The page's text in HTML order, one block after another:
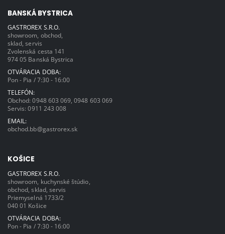
BANSKÁ BYSTRICA
GASTROREX S.R.O.
showroom, obchod,
sklad, servis
Zvolenská cesta 141
974 05 Banská Bystrica
OTVÁRACIA DOBA:
Pon - Pia / 7:30 - 16:00
TELEFÓN:
Obchod:0948 603 069,0948 603 069
Servis:0911 243 008
EMAIL:
obchod.bb@gastrorex.sk
KOŠICE
GASTROREX S.R.O.
showroom, kuchynské štúdio,
obchod, sklad, servis
Priemyselná 1733/2
040 01 Košice
OTVÁRACIA DOBA:
Pon - Pia / 7:30 - 16:00